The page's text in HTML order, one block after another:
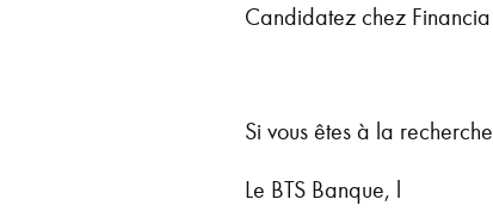
Candidatez chez Financia
Si vous êtes à la
Le BTS Banque, l